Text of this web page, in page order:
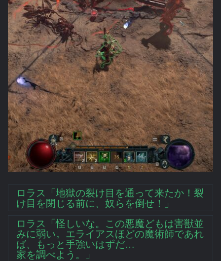
ロラス「地獄の裂け目を通って来たか！裂
け目を閉じる前に、奴らを倒せ！」
ロラス「怪しいな。この悪魔どもは害獣並
みに弱い。エライアスほどの魔術師であれ
ば、もっと手強いはずだ…
家を調べよう。」